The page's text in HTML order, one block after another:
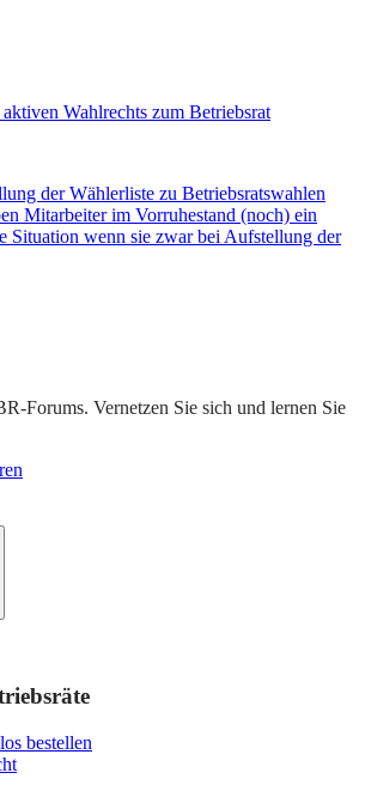
Wahlrechts zum Betriebsrat
der Wählerliste zu Betriebsratswahlen
Mitarbeiter im Vorruhestand (noch) ein
Situation wenn sie zwar bei Aufstellung der
Forums. Vernetzen Sie sich und lernen Sie
bestellen